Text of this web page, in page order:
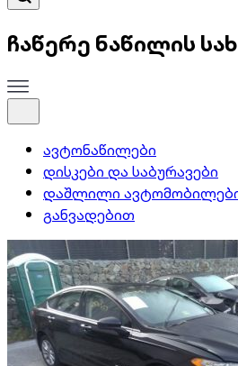
ჩაწერე ნაწილის
ავტონაწილები
დისკები და საბურავები
დაშლილი
განვადებით